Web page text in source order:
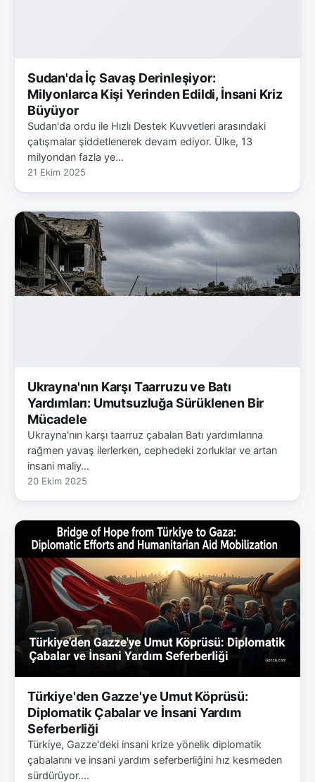
Sudan'da İç Savaş Derinleşiyor:
Milyonlarca Kişi Yerinden Edildi, İnsani Kriz
Büyüyor
Sudan'da ordu ile Hızlı Destek Kuvvetleri arasındaki
çatışmalar şiddetlenerek devam ediyor. Ülke, 13
milyondan fazla ye…
21 Ekim 2025
Ukrayna'nın Karşı Taarruzu ve Batı
Yardımları: Umutsuzluğa Sürüklenen Bir
Mücadele
Ukrayna'nın karşı taarruz çabaları Batı yardımlarına
rağmen yavaş ilerlerken, cephedeki zorluklar ve artan
insani maliy…
20 Ekim 2025
Türkiye'den Gazze'ye Umut Köprüsü:
Diplomatik Çabalar ve İnsani Yardım
Seferberliği
Türkiye, Gazze'deki insani krize yönelik diplomatik
çabalarını ve insani yardım seferberliğini hız kesmeden
sürdürüyor.…